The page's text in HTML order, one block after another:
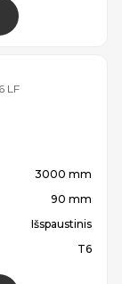
LF
3000 mm
90 mm
Išspaustinis
T6